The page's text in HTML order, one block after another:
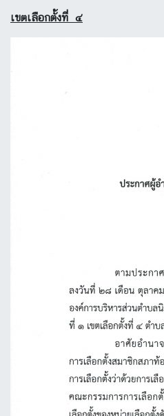
เขตเลือกตั้งที่ ๔